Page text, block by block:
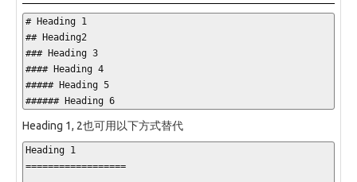
# Heading 1
## Heading2
### Heading 3
#### Heading 4
##### Heading 5
###### Heading 6
Heading 1, 2也可用以下方式替代
Heading 1
==================